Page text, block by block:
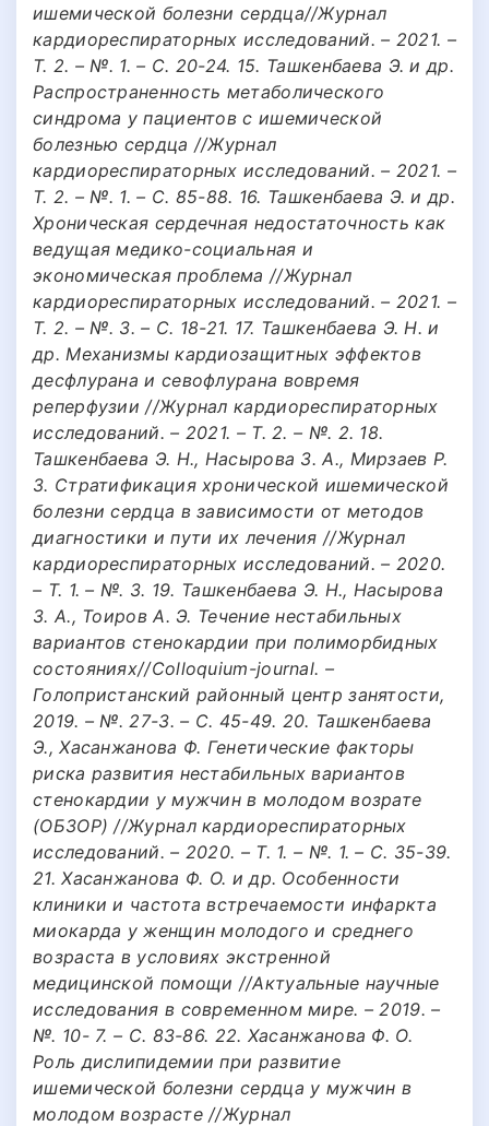
ишемической болезни сердца//Журнал
кардиореспираторных исследований. – 2021. –
Т. 2. – №. 1. – С. 20-24. 15. Ташкенбаева Э. и др.
Распространенность метаболического
синдрома у пациентов с ишемической
болезнью сердца //Журнал
кардиореспираторных исследований. – 2021. –
Т. 2. – №. 1. – С. 85-88. 16. Ташкенбаева Э. и др.
Хроническая сердечная недостаточность как
ведущая медико-социальная и
экономическая проблема //Журнал
кардиореспираторных исследований. – 2021. –
Т. 2. – №. 3. – С. 18-21. 17. Ташкенбаева Э. Н. и
др. Механизмы кардиозащитных эффектов
десфлурана и севофлурана вовремя
реперфузии //Журнал кардиореспираторных
исследований. – 2021. – Т. 2. – №. 2. 18.
Ташкенбаева Э. Н., Насырова З. А., Мирзаев Р.
З. Стратификация хронической ишемической
болезни сердца в зависимости от методов
диагностики и пути их лечения //Журнал
кардиореспираторных исследований. – 2020.
– Т. 1. – №. 3. 19. Ташкенбаева Э. Н., Насырова
З. А., Тоиров А. Э. Течение нестабильных
вариантов стенокардии при полиморбидных
состояниях//Colloquium-journal. –
Голопристанский районный центр занятости,
2019. – №. 27-3. – С. 45-49. 20. Ташкенбаева
Э., Хасанжанова Ф. Генетические факторы
риска развития нестабильных вариантов
стенокардии у мужчин в молодом возрате
(ОБЗОР) //Журнал кардиореспираторных
исследований. – 2020. – Т. 1. – №. 1. – С. 35-39.
21. Хасанжанова Ф. О. и др. Особенности
клиники и частота встречаемости инфаркта
миокарда у женщин молодого и среднего
возраста в условиях экстренной
медицинской помощи //Актуальные научные
исследования в современном мире. – 2019. –
№. 10- 7. – С. 83-86. 22. Хасанжанова Ф. О.
Роль дислипидемии при развитие
ишемической болезни сердца у мужчин в
молодом возрасте //Журнал